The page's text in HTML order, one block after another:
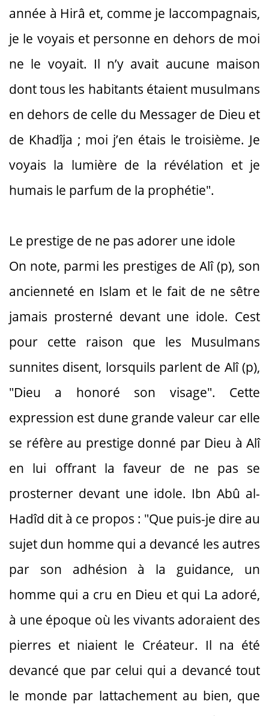
année à Hirâ et, comme je laccompagnais,
je le voyais et personne en dehors de moi
ne le voyait. Il n’y avait aucune maison
dont tous les habitants étaient musulmans
en dehors de celle du Messager de Dieu et
de Khadîja ; moi j’en étais le troisième. Je
voyais la lumière de la révélation et je
humais le parfum de la prophétie".
Le prestige de ne pas adorer une idole
On note, parmi les prestiges de Alî (p), son
ancienneté en Islam et le fait de ne sêtre
jamais prosterné devant une idole. Cest
pour cette raison que les Musulmans
sunnites disent, lorsquils parlent de Alî (p),
"Dieu a honoré son visage". Cette
expression est dune grande valeur car elle
se réfère au prestige donné par Dieu à Alî
en lui offrant la faveur de ne pas se
prosterner devant une idole. Ibn Abû al-
Hadîd dit à ce propos : "Que puis-je dire au
sujet dun homme qui a devancé les autres
par son adhésion à la guidance, un
homme qui a cru en Dieu et qui La adoré,
à une époque où les vivants adoraient des
pierres et niaient le Créateur. Il na été
devancé que par celui qui a devancé tout
le monde par lattachement au bien, que